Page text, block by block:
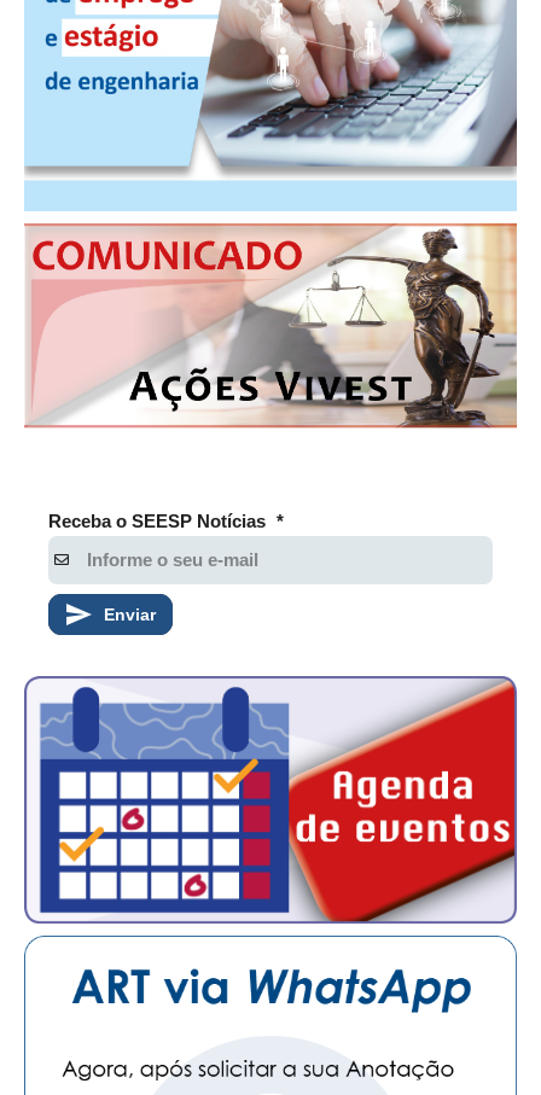
LEI 6.496/1977 – ART
RES 1.002/2002 – CÓDIGO DE ÉTICA
FIQUE POR DENTRO
OPORTUNIDADES
APRESENTAÇÃO
EMPREGO E ESTÁGIO
CARREIRA
GUIA DAS ENGENHARIAS
CONTATO
ENGENHEIRO EMPREENDEDOR
SEESP EDUCAÇÃO
PLATAFORMAS GRATUITAS
BENEFÍCIOS
APOSENTADORIA
PLANO DE SAÚDE
Receba o SEESP Notícias *
Enviar